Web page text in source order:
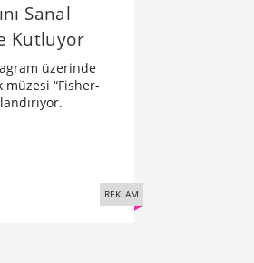
Sanal
Kutluyor
üzerinde
müzesi “Fisher-
REKLAM